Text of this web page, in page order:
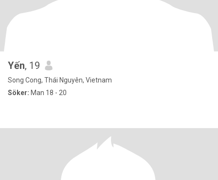
Yến, 19
Song Cong, Thái Nguyên, Vietnam
Söker: Man 18 - 20